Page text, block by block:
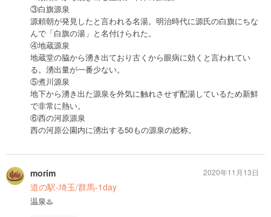
③白旗源泉
源頼朝が発見したと言われる名湯。明治時代に源氏の白旗にちな
んで「白旗の湯」と名付けられた。
④地蔵源泉
地蔵堂の脇から湧き出ており古くから眼病に効くと言われてい
る。湧出量が一番少ない。
⑤煮川源泉
地下から湧き出た源泉を外気に触れさせず配湯しているため新鮮
で非常に熱い。
⑥西の河原源泉
西の河原公園内に湧出する50もの源泉の総称。
morim
道の駅-埼玉/群馬-1day
温泉♨️
2020年11月13日